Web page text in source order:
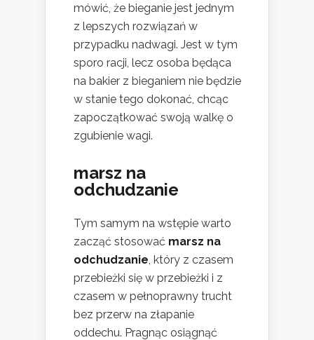
mówić, że bieganie jest jednym
z lepszych rozwiązań w
przypadku nadwagi. Jest w tym
sporo racji, lecz osoba będąca
na bakier z bieganiem nie będzie
w stanie tego dokonać, chcąc
zapoczątkować swoją walkę o
zgubienie wagi.
marsz na
odchudzanie
Tym samym na wstępie warto
zacząć stosować marsz na
odchudzanie , który z czasem
przebieżki się w przebieżki i z
czasem w pełnoprawny trucht
bez przerw na złapanie
oddechu. Pragnąc osiągnąć